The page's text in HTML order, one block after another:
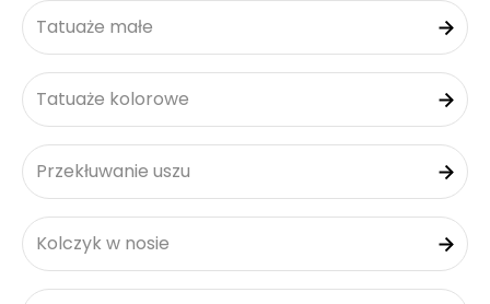
Tatuaże małe
Tatuaże kolorowe
Przekłuwanie uszu
Kolczyk w nosie